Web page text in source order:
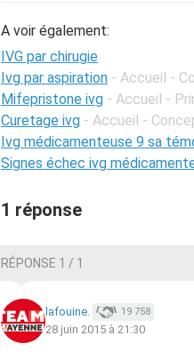
A voir également:
IVG par chirugie
Ivg par aspiration - Accueil -
Mifepristone ivg - Accueil -
Curetage ivg - Accueil -
Ivg médicamenteuse 9 sa
Signes échec ivg
1 réponse
RÉPONSE 1 / 1
lafouine. 19 758
28 juin 2015 à 21:30